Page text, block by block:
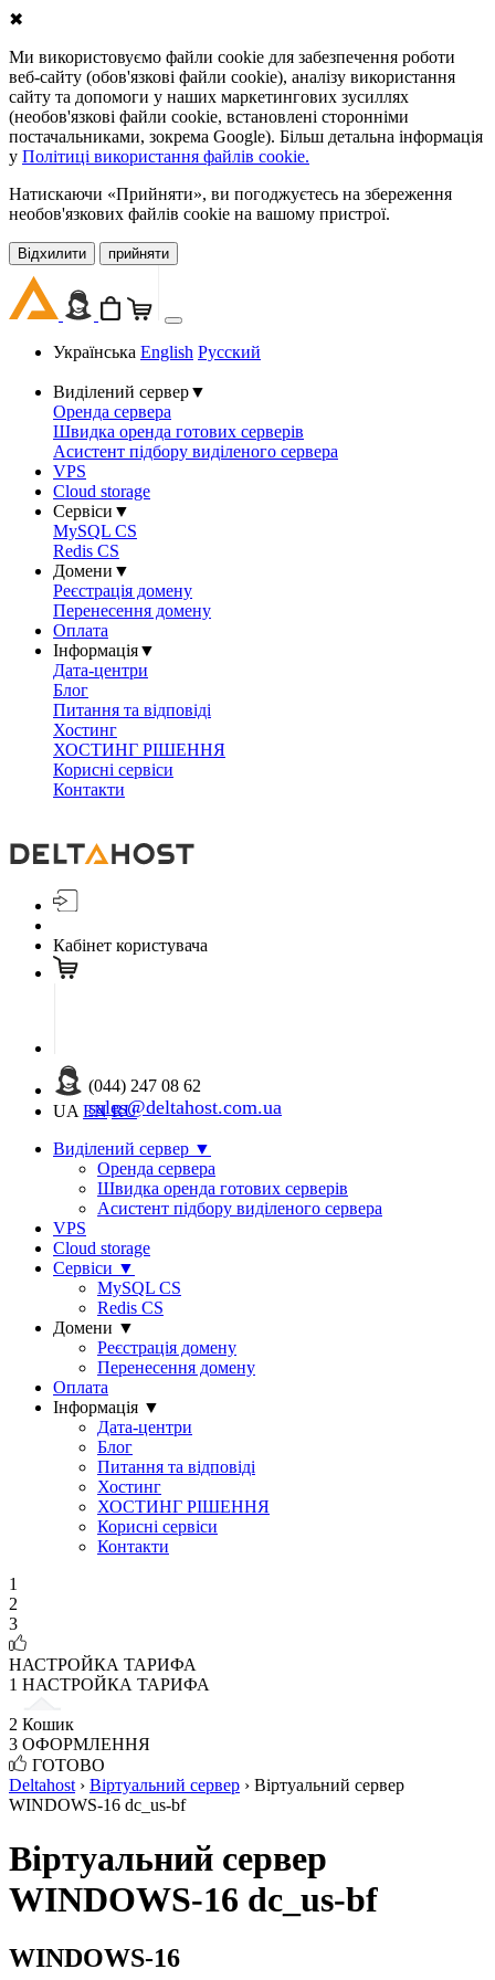
✖
Ми використовуємо файли cookie для забезпечення роботи
веб-сайту (обов'язкові файли cookie), аналізу використання
сайту та допомоги у наших маркетингових зусиллях
(необов'язкові файли cookie, встановлені сторонніми
постачальниками, зокрема Google). Більш детальна інформація
у Політиці використання файлів cookie.
Натискаючи «Прийняти», ви погоджуєтесь на збереження
необов'язкових файлів cookie на вашому пристрої.
Відхилити прийняти
Українська English Русский
Виділений сервер▼
Оренда сервера
Швидка оренда готових серверів
Асистент підбору виділеного сервера
VPS
Cloud storage
Сервіси ▼
MySQL CS
Redis CS
Домени ▼
Реєстрація домену
Перенесення домену
Оплата
Інформація▼
Дата-центри
Блог
Питання та відповіді
Хостинг
ХОСТИНГ РІШЕННЯ
Корисні сервіси
Контакти
Кабінет користувача
(044) 247 08 62
sales@deltahost.com.ua
UA EN RU
Виділений сервер ▼
Оренда сервера
Швидка оренда готових серверів
Асистент підбору виділеного сервера
VPS
Cloud storage
Сервіси ▼
MySQL CS
Redis CS
Домени ▼
Реєстрація домену
Перенесення домену
Оплата
Інформація ▼
Дата-центри
Блог
Питання та відповіді
Хостинг
ХОСТИНГ РІШЕННЯ
Корисні сервіси
Контакти
1
2
3
НАСТРОЙКА ТАРИФА
1 НАСТРОЙКА ТАРИФА
2 Кошик
3 ОФОРМЛЕННЯ
ГОТОВО
Deltahost › Віртуальний сервер › Віртуальний сервер
WINDOWS-16 dc_us-bf
Віртуальний сервер
WINDOWS-16 dc_us-bf
WINDOWS-16